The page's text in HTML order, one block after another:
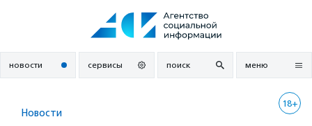
новости сервисы поиск меню
18+
Новости